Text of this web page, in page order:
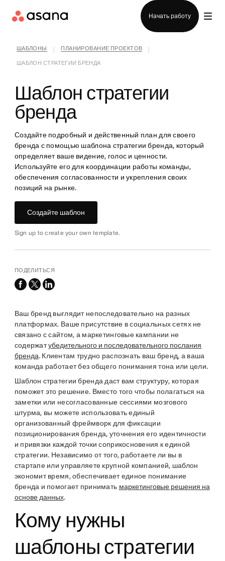
Начать работу
ШАБЛОНЫ ПЛАНИРОВАНИЕ ПРОЕКТОВ
ШАБЛОН СТРАТЕГИИ БРЕНДА
Шаблон стратегии
бренда
Создайте подробный и действенный план для своего
бренда с помощью шаблона стратегии бренда, который
определяет ваше видение, голос и ценности.
Используйте его для координации работы команды,
обеспечения согласованности и укрепления своих
позиций на рынке.
Создайте шаблон
Sign up to create your own template.
ПОДЕЛИТЬСЯ
facebook
x-
linkedin
Ваш бренд выглядит непоследовательно на разных
платформах. Ваше присутствие в социальных сетях не
связано с сайтом, а маркетинговые кампании не
содержатубедительного и последовательного послания
бренда. Клиентам трудно распознать ваш бренд, а ваша
команда работает без общего понимания тона или цели.
Шаблон стратегии бренда даст вам структуру, которая
поможет это решение. Вместо того чтобы полагаться на
заметки или несогласованные сессиями мозгового
штурма, вы можете использовать единый
организованный фреймворк для фиксации
позиционирования бренда, уточнения его идентичности
и привязки каждой точки соприкосновения к единой
стратегии. Независимо от того, работаете ли вы в
стартапе или управляете крупной компанией, шаблон
экономит время, обеспечивает единое понимание
бренда и помогает принимать маркетинговые решения на
основе данных.
Кому нужны
шаблоны стратегии